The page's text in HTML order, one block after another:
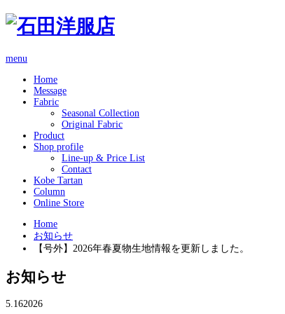
menu
Home
Message
Fabric
Seasonal Collection
Original Fabric
Product
Shop profile
Line-up & Price List
Contact
Kobe Tartan
Column
Online Store
Home
お知らせ
【号外】2026年春夏物生地情報を更新しました。
お知らせ
5.162026